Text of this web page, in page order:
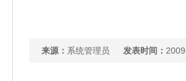
来源： 系统管理员 发表时间：